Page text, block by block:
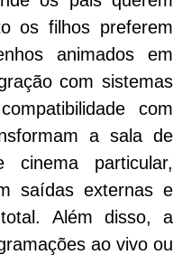
os filhos preferem
animados em
com sistemas
com
a sala de
particular,
saídas externas e
Além disso, a
ao vivo ou